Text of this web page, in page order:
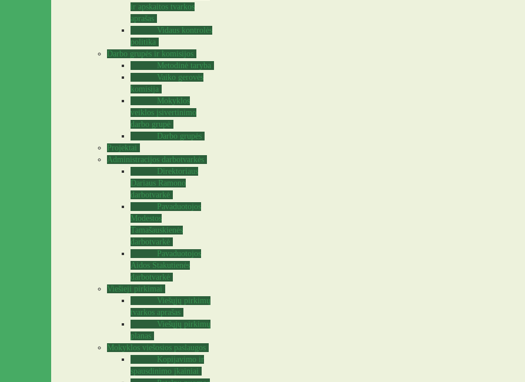
ir apskaitos tvarkos
aprašas
Vidaus kontrolės
politika
Darbo grupės ir komisijos
Metodinė taryba
Vaiko gerovės
komisija
Mokyklos
veiklos įsivertinimo
darbo grupė
Darbo grupės
Projektai
Administracijos darbotvarkės
Direktoriaus
Dariaus Ramono
darbotvarkė
Pavaduotojos
Modestos
Tamašauskienės
darbotvarkė
Pavaduotojos
Aidos Stakutienės
darbotvarkė
Viešieji pirkimai
Viešųjų pirkimų
tvarkos aprašas
Viešųjų pirkimų
planas
Mokyklos viešosios paslaugos
Kopijavimo ir
spausdinimo įkainiai